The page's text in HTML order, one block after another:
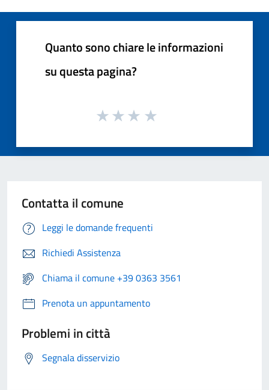
Quanto sono chiare le informazioni
su questa pagina?
Contatta il comune
Leggi le domande frequenti
Richiedi Assistenza
Chiama il comune +39 0363 3561
Prenota un appuntamento
Problemi in città
Segnala disservizio